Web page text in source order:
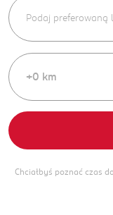
+0 km
Chciałbyś poznać czas